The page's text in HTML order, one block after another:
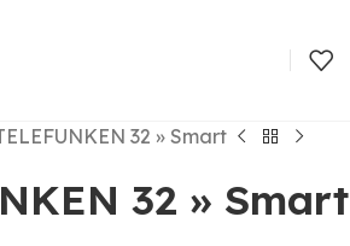
32 » Smart
32 » Smart